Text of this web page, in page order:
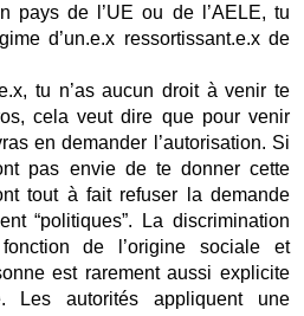
pays de l’UE ou de l’AELE, tu
d’un.e.x ressortissant.e.x de
tu n’as aucun droit à venir te
cela veut dire que pour venir
en demander l’autorisation. Si
pas envie de te donner cette
tout à fait refuser la demande
“politiques”. La discrimination
de l’origine sociale et
est rarement aussi explicite
Les autorités appliquent une